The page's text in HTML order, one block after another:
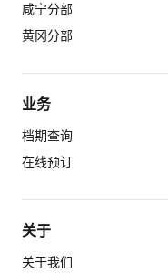
咸宁分部
黄冈分部
业务
档期查询
在线预订
关于
关于我们